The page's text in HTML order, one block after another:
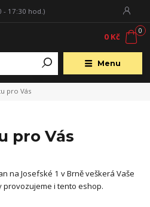
Menu
- 17:30 hod.)
0
0 Kč
pro Vás
pro Vás
na Josefské 1 v Brně veškerá Vaše
i tento eshop.